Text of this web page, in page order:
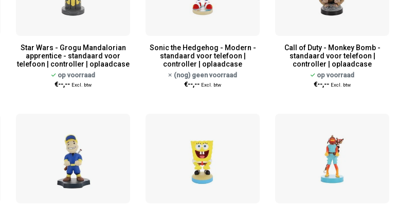
Star Wars - Grogu Mandalorian
apprentice - standaard voor
telefoon | controller | oplaadcase
op voorraad
€--,-- Excl. btw
Sonic the Hedgehog - Modern -
standaard voor telefoon |
controller | oplaadcase
(nog) geen voorraad
€--,-- Excl. btw
Call of Duty - Monkey Bomb -
standaard voor telefoon |
controller | oplaadcase
op voorraad
€--,-- Excl. btw